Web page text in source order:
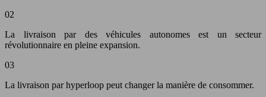
02
La livraison par des véhicules autonomes est un secteur
révolutionnaire en pleine expansion.
03
La livraison par hyperloop peut changer la manière de consommer.